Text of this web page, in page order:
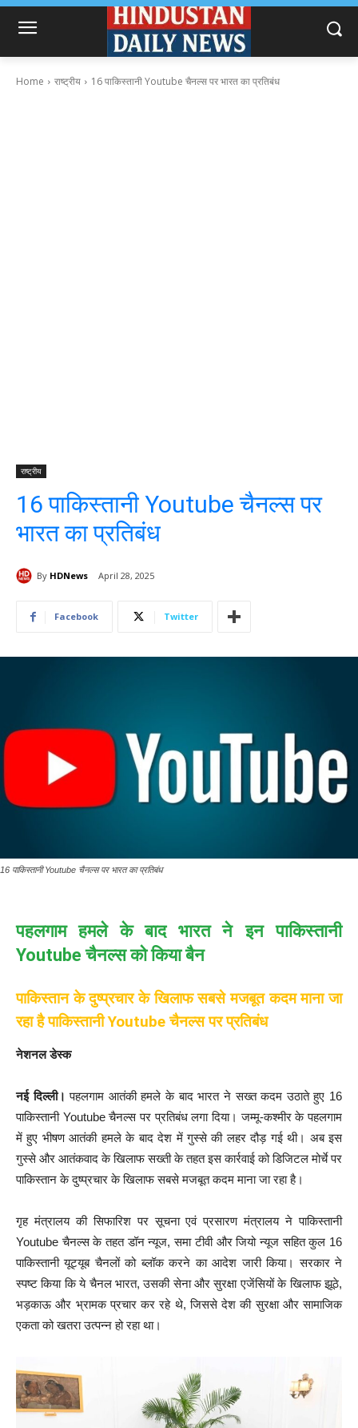
Home राष्ट्रीय 16 पाकिस्तानी Youtube चैनल्स पर भारत का प्रतिबंध
राष्ट्रीय
16 पाकिस्तानी Youtube चैनल्स पर
भारत का प्रतिबंध
By HDNews April 28, 2025
Facebook Twitter
16 पाकिस्तानी Youtube चैनल्स पर भारत का प्रतिबंध
पहलगाम हमले के बाद भारत ने इन पाकिस्तानी
Youtube चैनल्स को किया बैन
पाकिस्तान के दुष्प्रचार के खिलाफ सबसे मजबूत कदम माना जा
रहा है पाकिस्तानी Youtube चैनल्स पर प्रतिबंध
नेशनल डेस्क
नई दिल्ली। पहलगाम आतंकी हमले के बाद भारत ने सख्त कदम उठाते हुए 16
पाकिस्तानी Youtube चैनल्स पर प्रतिबंध लगा दिया। जम्मू-कश्मीर के पहलगाम
में हुए भीषण आतंकी हमले के बाद देश में गुस्से की लहर दौड़ गई थी। अब इस
गुस्से और आतंकवाद के खिलाफ सख्ती के तहत इस कार्रवाई को डिजिटल मोर्चे पर
पाकिस्तान के दुष्प्रचार के खिलाफ सबसे मजबूत कदम माना जा रहा है।
गृह मंत्रालय की सिफारिश पर सूचना एवं प्रसारण मंत्रालय ने पाकिस्तानी
Youtube चैनल्स के तहत डॉन न्यूज, समा टीवी और जियो न्यूज सहित कुल 16
पाकिस्तानी यूट्यूब चैनलों को ब्लॉक करने का आदेश जारी किया। सरकार ने
स्पष्ट किया कि ये चैनल भारत, उसकी सेना और सुरक्षा एजेंसियों के खिलाफ झूठे,
भड़काऊ और भ्रामक प्रचार कर रहे थे, जिससे देश की सुरक्षा और सामाजिक
एकता को खतरा उत्पन्न हो रहा था।